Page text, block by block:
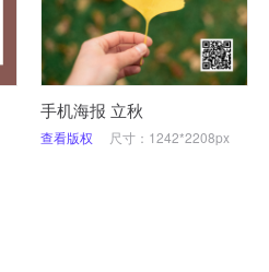
手机海报 立秋
查看版权 尺寸：1242*2208px